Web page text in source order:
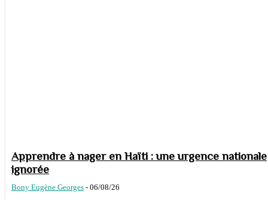
Apprendre à nager en Haïti : une urgence nationale
ignorée
Bony Eugène Georges - 06/08/26